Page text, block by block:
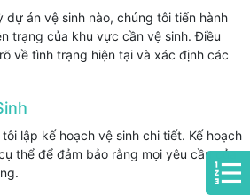
án vệ sinh nào, chúng tôi tiến hành
trạng của khu vực cần vệ sinh. Điều
về tình trạng hiện tại và xác định các
lập kế hoạch vệ sinh chi tiết. Kế hoạch
thể để đảm bảo rằng mọi yêu cầu của